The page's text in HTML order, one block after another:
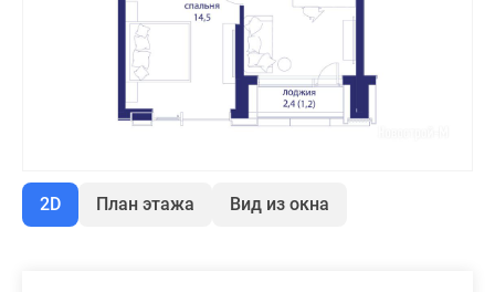
2D План этажа Вид из окна